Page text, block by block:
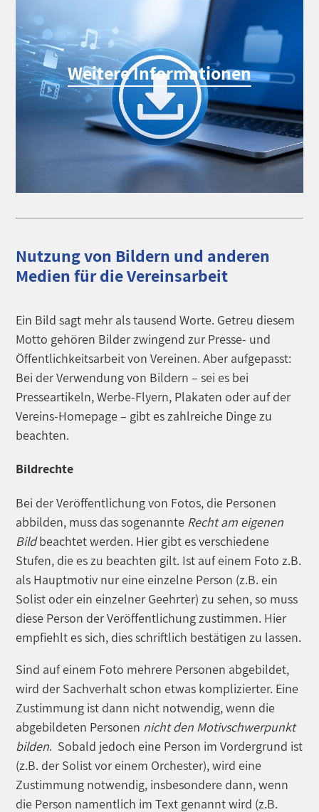
Weitere Informationen
Nutzung von Bildern und anderen
Medien für die Vereinsarbeit
Ein Bild sagt mehr als tausend Worte. Getreu diesem
Motto gehören Bilder zwingend zur Presse- und
Öffentlichkeitsarbeit von Vereinen. Aber aufgepasst:
Bei der Verwendung von Bildern – sei es bei
Presseartikeln, Werbe-Flyern, Plakaten oder auf der
Vereins-Homepage – gibt es zahlreiche Dinge zu
beachten.
Bildrechte
Bei der Veröffentlichung von Fotos, die Personen
abbilden, muss das sogenannte Recht am eigenen
Bildbeachtet werden. Hier gibt es verschiedene
Stufen, die es zu beachten gilt. Ist auf einem Foto z.B.
als Hauptmotiv nur eine einzelne Person (z.B. ein
Solist oder ein einzelner Geehrter) zu sehen, so muss
diese Person der Veröffentlichung zustimmen. Hier
empfiehlt es sich, dies schriftlich bestätigen zu lassen.
Sind auf einem Foto mehrere Personen abgebildet,
wird der Sachverhalt schon etwas komplizierter. Eine
Zustimmung ist dann nicht notwendig, wenn die
abgebildeten Personen nicht den Motivschwerpunkt
bilden. Sobald jedoch eine Person im Vordergrund ist
(z.B. der Solist vor einem Orchester), wird eine
Zustimmung notwendig, insbesondere dann, wenn
die Person namentlich im Text genannt wird (z.B.